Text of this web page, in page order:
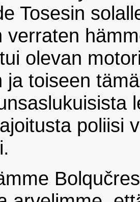
Tosesin
verraten
olevan
ja toiseen
poliisi